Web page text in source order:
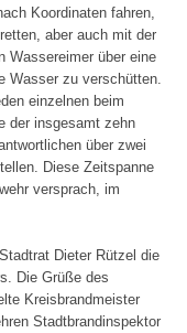
Koordinaten fahren,
aber auch mit der
Wassereimer über eine
Wasser zu verschütten.
einzelnen beim
der insgesamt zehn
über zwei
Diese Zeitspanne
versprach, im
Dieter Rützel die
Die Grüße des
Kreisbrandmeister
Stadtbrandinspektor